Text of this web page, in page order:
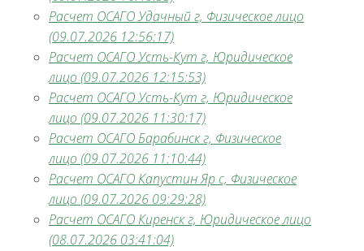
Расчет ОСАГО Удачный г, Физическое лицо
(09.07.2026 12:56:17)
Расчет ОСАГО Усть-Кут г, Юридическое
лицо (09.07.2026 12:15:53)
Расчет ОСАГО Усть-Кут г, Юридическое
лицо (09.07.2026 11:30:17)
Расчет ОСАГО Барабинск г, Физическое
лицо (09.07.2026 11:10:44)
Расчет ОСАГО Капустин Яр с, Физическое
лицо (09.07.2026 09:29:28)
Расчет ОСАГО Киренск г, Юридическое лицо
(08.07.2026 03:41:04)